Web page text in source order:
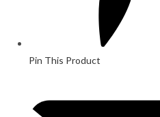
Pin This Product
a